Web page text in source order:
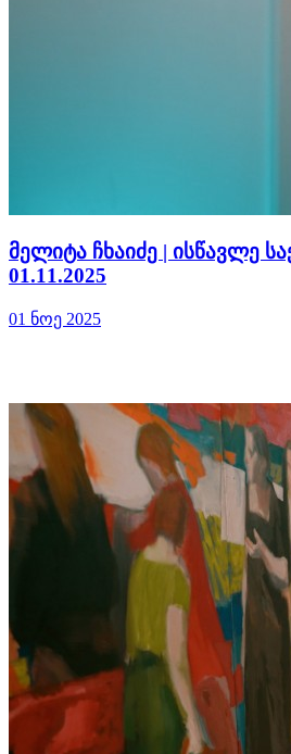
მელიტა ჩხაიძე | ისწავლე
01.11.2025
01 ნოე 2025